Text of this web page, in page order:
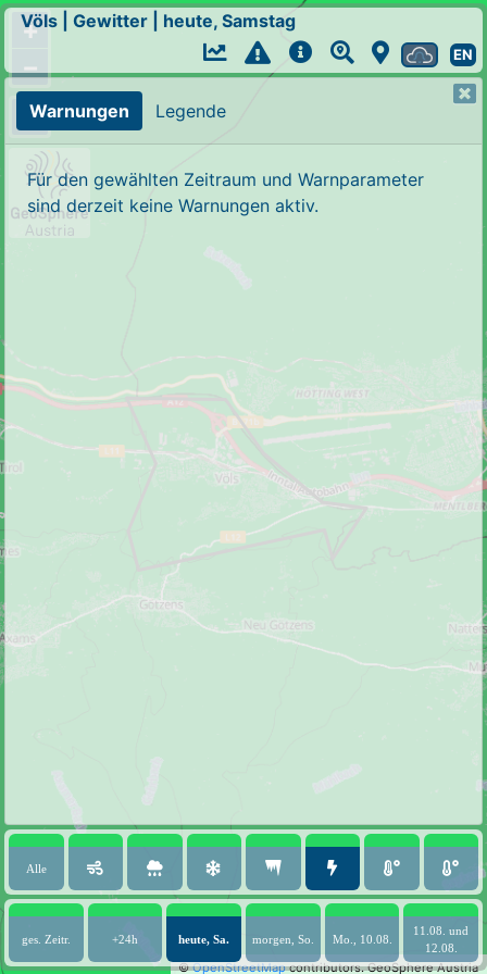
+
−
©OpenStreetMapcontributors. GeoSphere Austria
Völs Gewitter heute, Samstag
EN
Warnungen Legende
Für den gewählten Zeitraum und Warnparameter
sind derzeit keine Warnungen aktiv.
Alle
ges. Zeitr. +24h heute, Sa. morgen, So. Mo., 10.08.
11.08. und
12.08.